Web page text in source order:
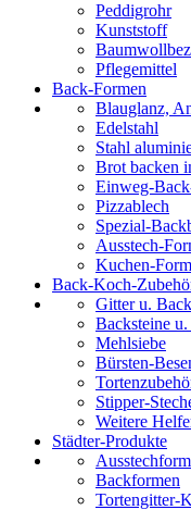
Peddigrohr
Kunststoff
Pflegemittel
Back-Formen
Blauglanz,
Edelstahl
Stahl
Brot backen
Einweg-
Pizzablech
Spezial-
Ausstech-
Kuchen-
Back-Koch-
Gitter u.
Backsteine
Mehlsiebe
Bürsten-
Stipper-
Weitere
Städter-Produkte
Backformen
Tortengitter-